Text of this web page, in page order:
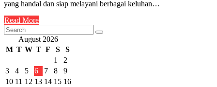
yang handal dan siap melayani berbagai keluhan…
Read More
August 2026
M T W T F S
S
1
2
3
4 5 6 7 8
9
10 11 12 13 14 15 16